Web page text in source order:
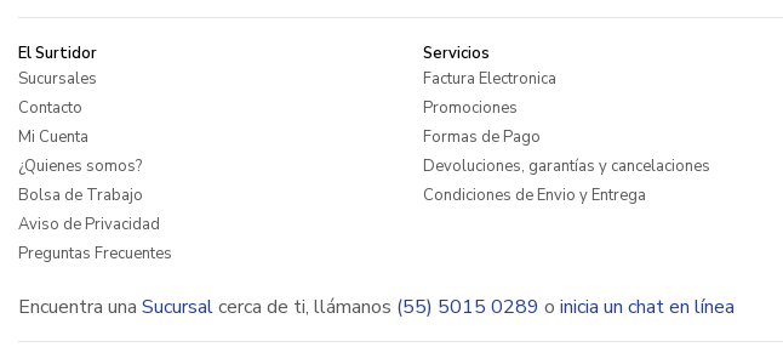
El Surtidor
Sucursales
Contacto
Mi Cuenta
¿Quienes somos?
Bolsa de Trabajo
Aviso de Privacidad
Preguntas Frecuentes
Servicios
Factura Electronica
Promociones
Formas de Pago
Devoluciones, garantías y cancelaciones
Condiciones de Envio y Entrega
Encuentra una Sucursalcerca de ti, llámanos (55) 5015 0289 o inicia un chat en línea